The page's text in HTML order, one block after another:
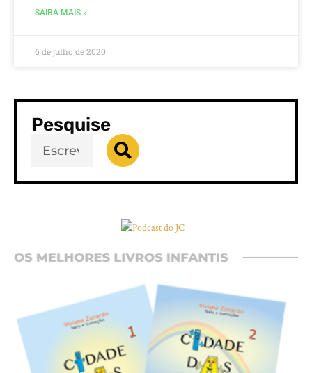
SAIBA MAIS »
6 de julho de 2020
Pesquise